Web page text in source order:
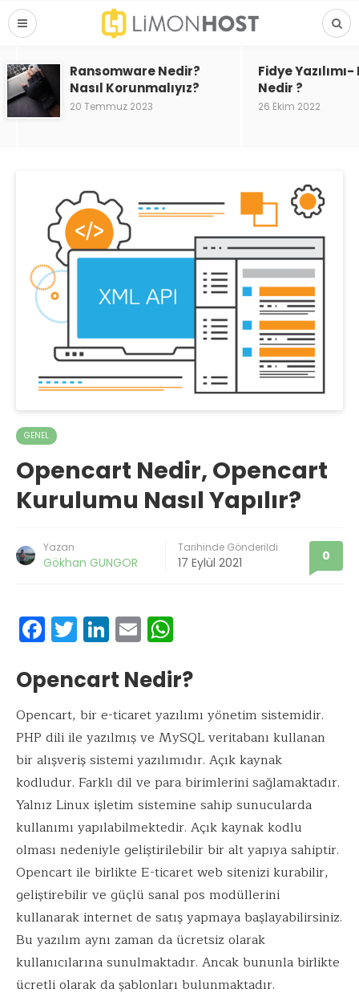
Ransomware Nedir?
Nasıl Korunmalıyız?
20 Temmuz 2023
Fidye
Nedir ?
26 Ekim 2022
GENEL
Opencart Nedir, Opencart
Kurulumu Nasıl Yapılır?
Yazan
Gökhan GUNGOR
Tarihinde Gönderildi
17 Eylül 2021 0
F
ac
e
b
o
o
k
T
w
it
te
r
Li
n
k
e
dI
n
E
m
ai
l
at
s
A
p
p
Opencart Nedir?
Opencart, bir e-ticaret yazılımı yönetim sistemidir.
PHP dili ile yazılmış ve MySQL veritabanı kullanan
bir alışveriş sistemi yazılımıdır. Açık kaynak
kodludur. Farklı dil ve para birimlerini sağlamaktadır.
Yalnız Linux işletim sistemine sahip sunucularda
kullanımı yapılabilmektedir. Açık kaynak kodlu
olması nedeniyle geliştirilebilir bir alt yapıya sahiptir.
Opencart ile birlikte E-ticaret web sitenizi kurabilir,
geliştirebilir ve güçlü sanal pos modüllerini
kullanarak internet de satış yapmaya başlayabilirsiniz.
Bu yazılım aynı zaman da ücretsiz olarak
kullanıcılarına sunulmaktadır. Ancak bununla birlikte
ücretli olarak da şablonları bulunmaktadır.